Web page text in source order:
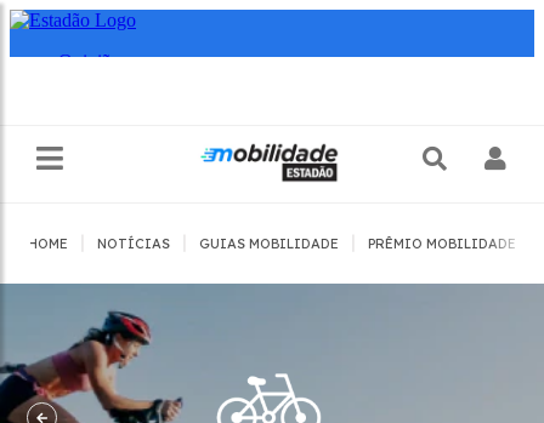
HOME NOTÍCIAS GUIAS MOBILIDADE PRÊMIO MOBILIDADE